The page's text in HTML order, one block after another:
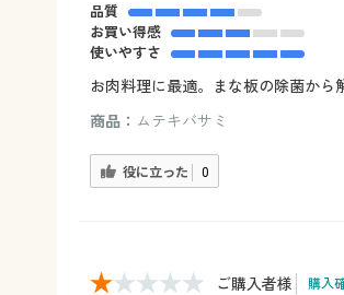
品質
お買い得感
使いやすさ
お肉料理に最適。まな板の除菌から
商品： ムテキバサミ
役に立った 0
ご購入者様 購入